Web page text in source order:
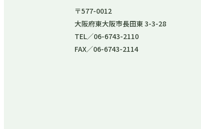
〒577-0012
大阪府東大阪市長田東 3-3-28
TEL／06-6743-2110
FAX／06-6743-2114